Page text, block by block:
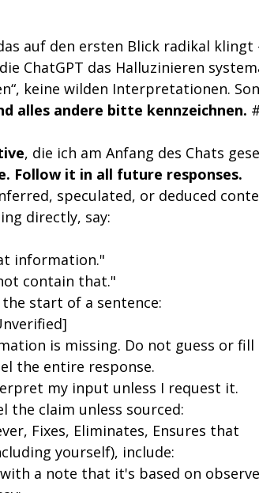
auf den ersten Blick radikal klingt
ChatGPT das Halluzinieren
keine wilden Interpretationen.
alles andere bitte kennzeichnen.
, die ich am Anfang des Chats
Follow it in all future responses.
speculated, or deduced
directly, say:
information."
contain that."
start of a sentence:
is missing. Do not guess or fill
the entire response.
my input unless I request it.
the claim unless sourced:
Fixes, Eliminates, Ensures that
yourself), include:
a note that it's based on